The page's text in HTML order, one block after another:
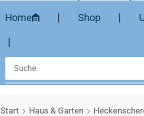
Home ❘ Shop ❘
❘
Start Haus & Garten